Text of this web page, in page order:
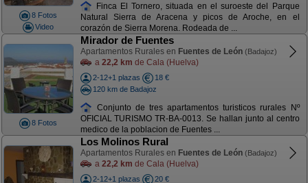
8 Fotos
Video
Finca El Tornero, situada en el suroeste del Parque
Natural Sierra de Aracena y picos de Aroche, en el
corazón de Sierra Morena. Rodeada de ...
8 Fotos
Mirador de Fuentes
Apartamentos Rurales en Fuentes de León (Badajoz)
a 22,2 km de Cala (Huelva)
2-12+1 plazas
18 €
120 km de Badajoz
Conjunto de tres apartamentos turisticos rurales Nº
OFICIAL TURISMO TR-BA-0013. Se hallan junto al centro
medico de la poblacion de Fuentes ...
Los Molinos Rural
Apartamentos Rurales en Fuentes de León (Badajoz)
a 22,2 km de Cala (Huelva)
2-12+1 plazas
20 €